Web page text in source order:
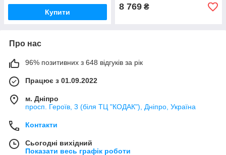
Купити
8 769 ₴
Про нас
96% позитивних з 648 відгуків за рік
Працює з 01.09.2022
м. Дніпро
просп. Героїв, 3 (біля ТЦ "КОДАК"), Дніпро, Україна
Контакти
Сьогодні вихідний
Показати весь графік роботи